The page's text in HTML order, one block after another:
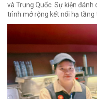
và Trung Quốc. Sự kiện
trình mở rộng kết nối hạ tầng